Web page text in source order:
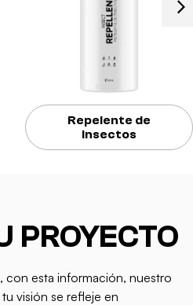
Repelente de
insectos
PROYECTO
con esta información, nuestro
visión se refleje en